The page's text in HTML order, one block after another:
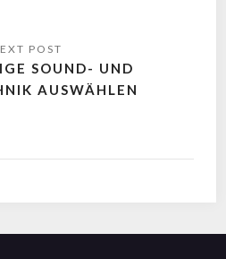
SOUND- UND
AUSWÄHLEN